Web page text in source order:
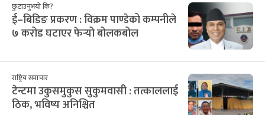
छुटाउनुभयो कि?
ई–बिडिङ प्रकरण : विक्रम पाण्डेको कम्पनीले
७ करोड घटाएर फेर्‍यो बोलकबोल
राष्ट्रिय समाचार
टेन्टमा उकुसमुकुस सुकुमवासी : तत्काललाई
ठिक, भविष्य अनिश्चित